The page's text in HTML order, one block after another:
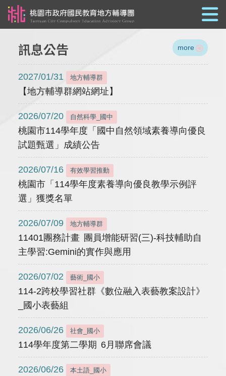
訊息公告 more
2027/01/31 地方輔導群
【地方輔導群網站網址】
2026/07/20 自然科學_國中
桃園市114學年度「國中自然領域素養導向優良
試題甄選」成績公告
2026/07/16 有效學習推動
桃園市「114學年度素養導向優良教學示例評
選」獲獎名單
2026/07/09 地方輔導群
11401團務計畫 團員增能研習(三)-科技輔助自
主學習:Gemini的實作與應用
2026/07/02 藝術_國小
114-2跨校學習社群《數位融入表藝教案設計》
_國小表藝組
2026/06/26 社會_國小
114學年度第二學期 6月聯席會議
2026/06/26 本土語_國小